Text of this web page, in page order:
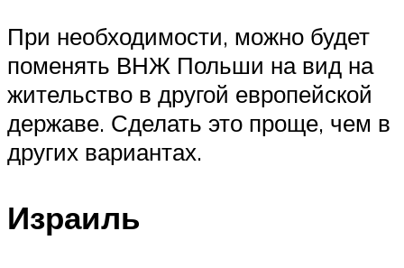
При необходимости, можно будет
поменять ВНЖ Польши на вид на
жительство в другой европейской
державе. Сделать это проще, чем в
других вариантах.
Израиль